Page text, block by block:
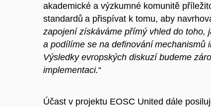
akademické a výzkumné komunitě
standardů a přispívat k tomu, aby
zapojení získáváme přímý vhled do toho,
a podílíme se na definování mechanismů
Výsledky evropských diskuzí budeme
implementaci.“
Účast v projektu EOSC United dále